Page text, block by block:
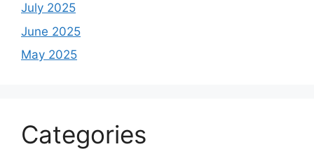
July 2025
June 2025
May 2025
Categories